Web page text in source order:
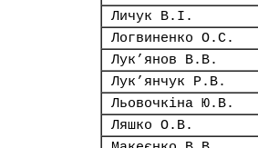
Личук В.І.
Логвиненко О.С.
Лук’янов В.В.
Лук’янчук Р.В.
Льовочкіна Ю.В.
Ляшко О.В.